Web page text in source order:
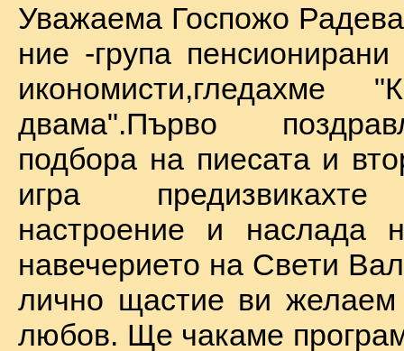
Уважаема Госпожо
ние -група
икономисти,гледахме
двама".Първо
подбора на пиесата и
игра
настроение и наслада
навечерието на Свети
лично щастие ви желаем
любов. Ще чакаме